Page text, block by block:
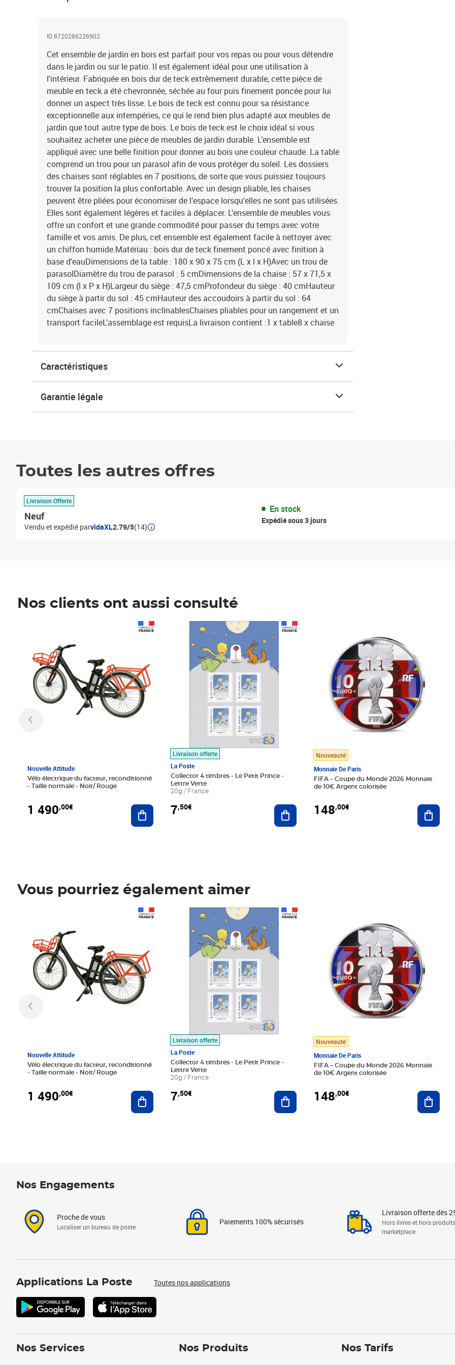
ID 8720286226902
Cet ensemble de jardin en bois est parfait pour vos repas ou pour vous détendre
dans le jardin ou sur le patio. Il est également idéal pour une utilisation à
l'intérieur. Fabriquée en bois dur de teck extrêmement durable, cette pièce de
meuble en teck a été chevronnée, séchée au four puis finement poncée pour lui
donner un aspect très lisse. Le bois de teck est connu pour sa résistance
exceptionnelle aux intempéries, ce qui le rend bien plus adapté aux meubles de
jardin que tout autre type de bois. Le bois de teck est le choix idéal si vous
souhaitez acheter une pièce de meubles de jardin durable. L’ensemble est
appliqué avec une belle finition pour donner au bois une couleur chaude. La table
comprend un trou pour un parasol afin de vous protéger du soleil. Les dossiers
des chaises sont réglables en 7 positions, de sorte que vous puissiez toujours
trouver la position la plus confortable. Avec un design pliable, les chaises
peuvent être pliées pour économiser de l’espace lorsqu'elles ne sont pas utilisées.
Elles sont également légères et faciles à déplacer. L’ensemble de meubles vous
offre un confort et une grande commodité pour passer du temps avec votre
famille et vos amis. De plus, cet ensemble est également facile à nettoyer avec
un chiffon humide.Matériau : bois dur de teck finement poncé avec finition à
base d'eauDimensions de la table : 180 x 90 x 75 cm (L x l x H)Avec un trou de
parasolDiamètre du trou de parasol : 5 cmDimensions de la chaise : 57 x 71,5 x
109 cm (l x P x H)Largeur du siège : 47,5 cmProfondeur du siège : 40 cmHauteur
du siège à partir du sol : 45 cmHauteur des accoudoirs à partir du sol : 64
cmChaises avec 7 positions inclinablesChaises pliables pour un rangement et un
transport facileL'assemblage est requisLa livraison contient :1 x table8 x chaise
Caractéristiques
Garantie légale
Toutes les autres offres
Livraison Offerte
Neuf
Vendu et expédié parvidaXL2.79/5(14)
En stock
Expédié sous 3 jours
Nos clients ont aussi consulté
Nouvelle Attitude
Vélo électrique du facteur, reconditionné
- Taille normale - Noir/ Rouge
1 490,00€ Ajouter au panier
Livraison offerte
La Poste
Collector 4 timbres - Le Petit Prince -
Lettre Verte
20g / France
7,50€
Prix 7,50€
Ajouter au panier
Nouveauté
Monnaie De Paris
FIFA – Coupe du Monde 2026 Monnaie
de 10€ Argent colorisée
148,00€
Vous pourriez également aimer
Nouvelle Attitude
Vélo électrique du facteur, reconditionné
- Taille normale - Noir/ Rouge
1 490,00€ Ajouter au panier
Livraison offerte
La Poste
Collector 4 timbres - Le Petit Prince -
Lettre Verte
20g / France
7,50€
Prix 7,50€
Ajouter au panier
Nouveauté
Monnaie De Paris
FIFA – Coupe du Monde 2026 Monnaie
de 10€ Argent colorisée
148,00€
Nos Engagements
Proche de vous
Localiser un bureau de poste
Paiements 100% sécurisés
Livraison offerte dès
Hors livres et hors produits
marketplace
Applications La Poste Toutes nos applications
Nos Services Nos Produits Nos Tarifs